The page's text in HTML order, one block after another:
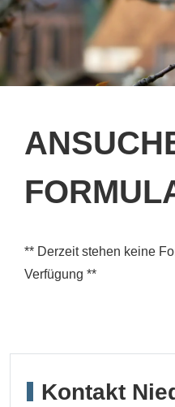
Kontakt
** Derzeit stehen keine
Verfügung **